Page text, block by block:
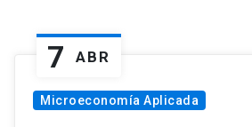
7 ABR
Microeconomía Aplicada